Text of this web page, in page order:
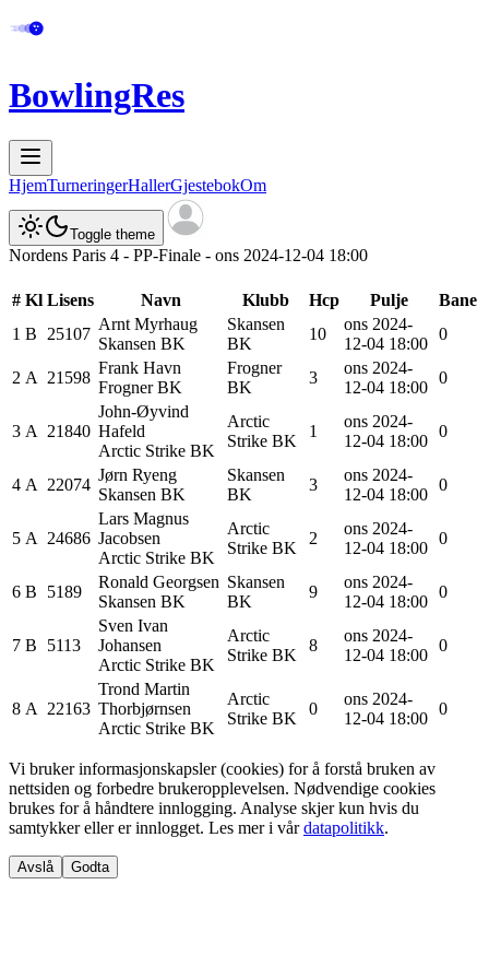
BowlingRes
HjemTurneringerHallerGjestebokOm
Toggle theme
Nordens Paris 4 - PP-Finale - ons 2024-12-04 18:00
# Kl Lisens Navn Klubb Hcp Pulje
Bane
1 B 25107
Arnt Myrhaug
Skansen BK
Skansen
BK
10
ons 2024-
12-04 18:00
0
2 A 21598
Frank Havn
Frogner BK
Frogner
BK
3
ons 2024-
12-04 18:00
0
3 A 21840
John-Øyvind
Hafeld
Arctic Strike BK
Arctic
Strike BK
1
ons 2024-
12-04 18:00
0
4 A 22074
Jørn Ryeng
Skansen BK
Skansen
BK
3
ons 2024-
12-04 18:00
0
5 A 24686
Lars Magnus
Jacobsen
Arctic Strike BK
Arctic
Strike BK
2
ons 2024-
12-04 18:00
0
6 B 5189
Ronald Georgsen
Skansen BK
Skansen
BK
9
ons 2024-
12-04 18:00
0
7 B 5113
Sven Ivan
Johansen
Arctic Strike BK
Arctic
Strike BK
8
ons 2024-
12-04 18:00
0
8 A 22163
Trond Martin
Thorbjørnsen
Arctic Strike BK
Arctic
Strike BK
0
ons 2024-
12-04 18:00
0
Vi bruker informasjonskapsler (cookies) for å forstå bruken av
nettsiden og forbedre brukeropplevelsen. Nødvendige cookies
brukes for å håndtere innlogging. Analyse skjer kun hvis du
samtykker eller er innlogget. Les mer i vår datapolitikk.
Avslå Godta